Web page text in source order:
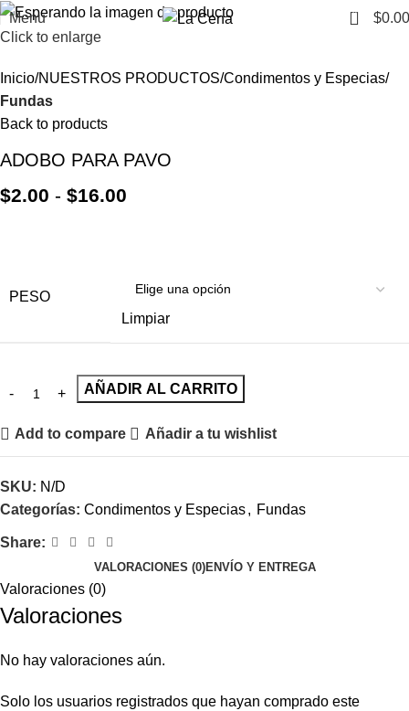
Menu 0 $0.00
Click to enlarge
Inicio NUESTROS PRODUCTOS Condimentos y Especias
Fundas
Back to products
ADOBO PARA PAVO
$2.00 - $16.00
PESO
Limpiar
AÑADIR AL CARRITO
Add to compare Añadir a tu wishlist
SKU: N/D
Categorías: Condimentos y Especias, Fundas
Share:
VALORACIONES (0)ENVÍO Y ENTREGA
Valoraciones (0)
Valoraciones
No hay valoraciones aún.
Solo los usuarios registrados que hayan comprado este